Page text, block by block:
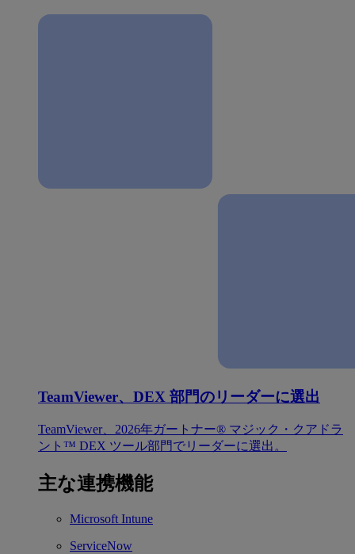
TeamViewer、DEX 部門のリーダーに選出
TeamViewer、2026年ガートナー® マジック・クアドラ
ント™ DEX ツール部門でリーダーに選出。
主な連携機能
Microsoft Intune
ServiceNow